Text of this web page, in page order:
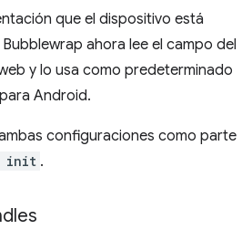
que el dispositivo está
ahora lee el campo del
y lo usa como predeterminado
Android.
configuraciones como parte
init .